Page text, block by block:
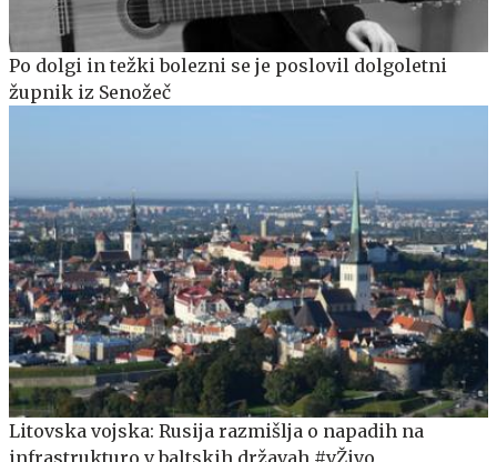
Po dolgi in težki bolezni se je poslovil dolgoletni
župnik iz Senožeč
Litovska vojska: Rusija razmišlja o napadih na
infrastrukturo v baltskih državah #vŽivo